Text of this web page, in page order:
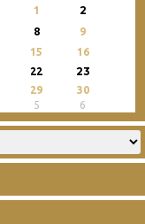
1 2
8
9
15
16
22 23
29
30
5 6